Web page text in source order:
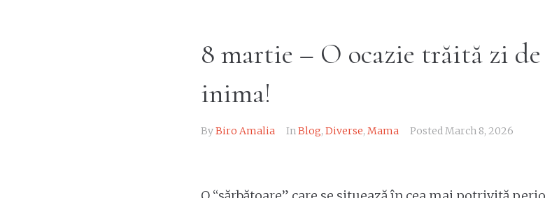
8 martie – O ocazie trăită zi
inima!
ByBiro Amalia InBlog, Diverse, Mama PostedMarch 8, 2026